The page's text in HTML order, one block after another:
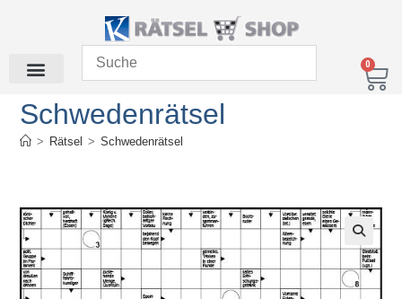
0
Schwedenrätsel
> Rätsel > Schwedenrätsel